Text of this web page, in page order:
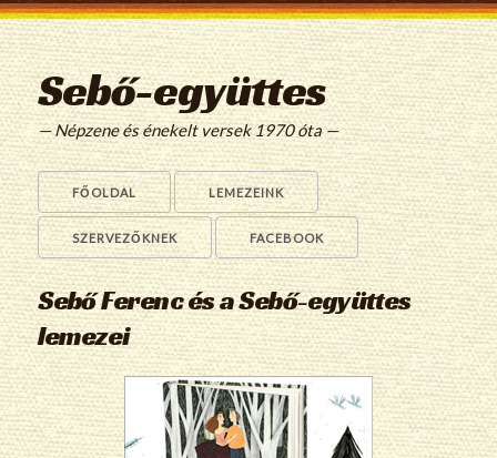
Sebő-együttes
— Népzene és énekelt versek 1970 óta —
FŐOLDAL LEMEZEINK
SZERVEZŐKNEK FACEBOOK
Sebő Ferenc és a Sebő-együttes
lemezei